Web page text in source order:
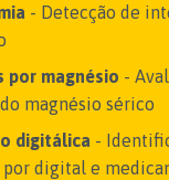
- Detecção de
por magnésio -
magnésio sérico
digitálica -
digital e